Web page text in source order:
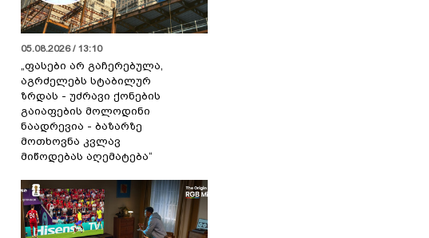
05.08.2026 / 13:10
„ფასები არ გაჩერებულა,
აგრძელებს სტაბილურ
ზრდას - უძრავი ქონების
გაიაფების მოლოდინი
ნაადრევია - ბაზარზე
მოთხოვნა კვლავ
მიწოდებას აღემატება“